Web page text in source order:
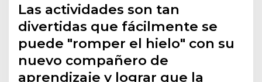
Las actividades son tan
divertidas que fácilmente se
puede "romper el hielo" con su
nuevo compañero de
aprendizaje y lograr que la